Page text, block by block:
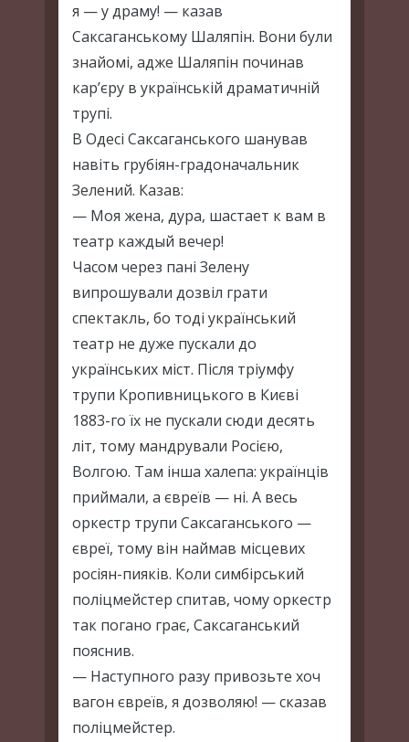
я — у драму! — казав
Саксаганському Шаляпін. Вони були
знайомі, адже Шаляпін починав
кар’єру в українській драматичній
трупі.
В Одесі Саксаганського шанував
навіть грубіян-градоначальник
Зелений. Казав:
— Моя жена, дура, шастает к вам в
театр каждый вечер!
Часом через пані Зелену
випрошували дозвіл грати
спектакль, бо тоді український
театр не дуже пускали до
українських міст. Після тріумфу
трупи Кропивницького в Києві
1883-го їх не пускали сюди десять
літ, тому мандрували Росією,
Волгою. Там інша халепа: українців
приймали, а євреїв — ні. А весь
оркестр трупи Саксаганського —
євреї, тому він наймав місцевих
росіян-пияків. Коли симбірський
поліцмейстер спитав, чому оркестр
так погано грає, Саксаганський
пояснив.
— Наступного разу привозьте хоч
вагон євреїв, я дозволяю! — сказав
поліцмейстер.